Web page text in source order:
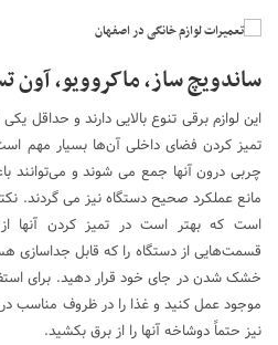
ساندویچ ساز، ماکروویو، آون
این لوازم برقی تنوع بالایی دارند و حداقل
تمیز کردن فضای داخلی آن‌ها بسیار مهم
چربی‌ درون آنها جمع می شوند و می‌توانند
مانع عملکرد صحیح دستگاه نیز می گردند.
است که بهتر است در تمیز کردن آنها از
قسمت‌هایی از دستگاه را که قابل جداسازی
خشک شدن در جای خود قرار دهید. برای
موجود عمل کنید و غذا را در ظروف مناسب
نیز حتماً دوشاخه آنها را از برق بکشید.